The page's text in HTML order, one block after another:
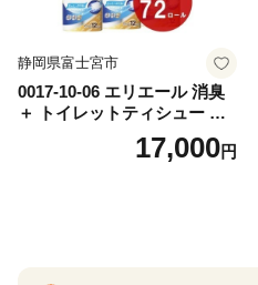
静岡県富士宮市
0017-10-06 エリエール 消臭
＋ トイレットティシュー し
っかり香るフレッシュクリア
の香り ダブル 12ロール×6パ
17,000円